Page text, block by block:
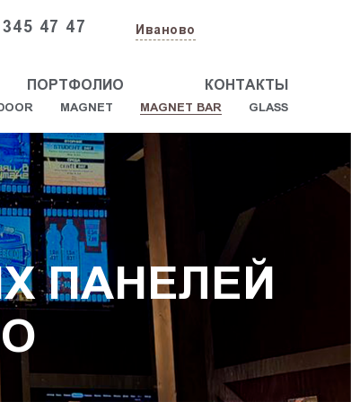
47 47 Иваново
ПОРТФОЛИО КОНТАКТЫ
MAGNET MAGNET BAR GLASS
ПАНЕЛЕЙ